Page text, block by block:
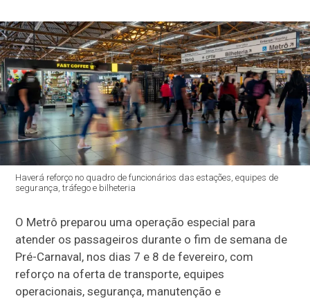
Haverá reforço no quadro de funcionários das estações, equipes de
segurança, tráfego e bilheteria
O Metrô preparou uma operação especial para
atender os passageiros durante o fim de semana de
Pré-Carnaval, nos dias 7 e 8 de fevereiro, com
reforço na oferta de transporte, equipes
operacionais, segurança, manutenção e